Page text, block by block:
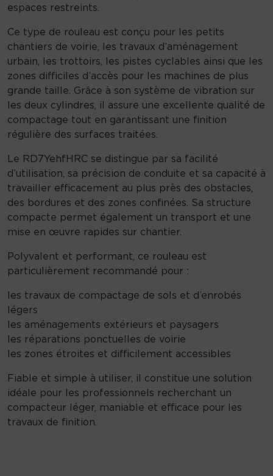
espaces restreints.
Ce type de rouleau est conçu pour les petits
chantiers de voirie, les travaux d’aménagement
urbain, les trottoirs, les pistes cyclables ainsi que les
zones difficiles d’accès pour les machines de plus
grande taille. Grâce à son système de vibration sur
les deux cylindres, il assure une excellente qualité de
compactage tout en garantissant une finition
régulière des surfaces traitées.
Le RD7YehfHRC se distingue par sa facilité
d’utilisation, sa précision de conduite et sa capacité à
travailler efficacement au plus près des obstacles,
des bordures et des zones confinées. Sa structure
compacte permet également un transport et une
mise en œuvre rapides sur chantier.
Polyvalent et performant, ce rouleau est
particulièrement recommandé pour :
les travaux de compactage de sols et d’enrobés
légers
les aménagements extérieurs et paysagers
les réparations ponctuelles de voirie
les zones étroites et difficilement accessibles
Fiable et simple à utiliser, il constitue une solution
idéale pour les professionnels recherchant un
compacteur léger, maniable et efficace pour les
travaux de finition.